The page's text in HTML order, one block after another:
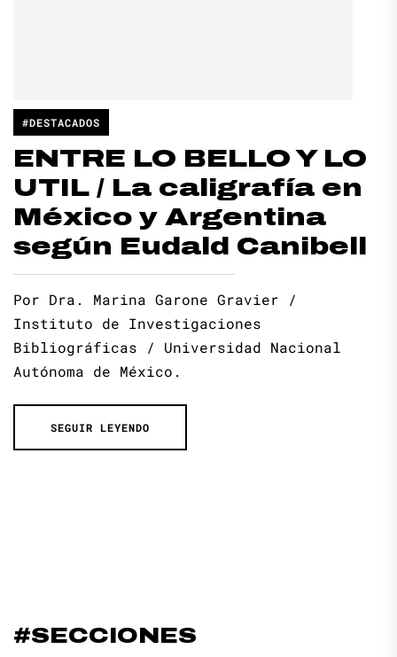
#DESTACADOS
ENTRE LO BELLO Y LO
UTIL / La caligrafía en
México y Argentina
según Eudald Canibell
Por Dra. Marina Garone Gravier /
Instituto de Investigaciones
Bibliográficas / Universidad Nacional
Autónoma de México.
SEGUIR LEYENDO
#SECCIONES